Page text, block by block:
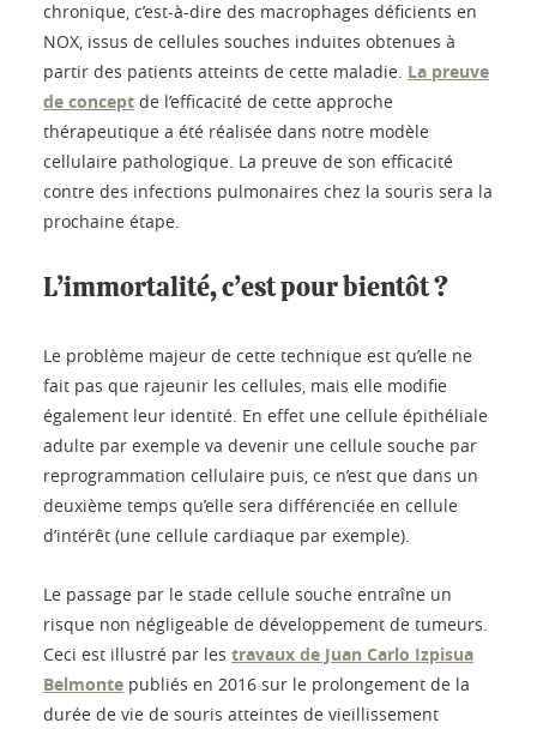
chronique, c’est-à-dire des macrophages déficients en
NOX, issus de cellules souches induites obtenues à
partir des patients atteints de cette maladie. La preuve
de concept de l’efficacité de cette approche
thérapeutique a été réalisée dans notre modèle
cellulaire pathologique. La preuve de son efficacité
contre des infections pulmonaires chez la souris sera la
prochaine étape.
L’immortalité, c’est pour bientôt ?
Le problème majeur de cette technique est qu’elle ne
fait pas que rajeunir les cellules, mais elle modifie
également leur identité. En effet une cellule épithéliale
adulte par exemple va devenir une cellule souche par
reprogrammation cellulaire puis, ce n’est que dans un
deuxième temps qu’elle sera différenciée en cellule
d’intérêt (une cellule cardiaque par exemple).
Le passage par le stade cellule souche entraîne un
risque non négligeable de développement de tumeurs.
Ceci est illustré par les travaux de Juan Carlo Izpisua
Belmonte publiés en 2016 sur le prolongement de la
durée de vie de souris atteintes de vieillissement